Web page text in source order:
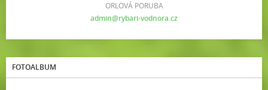
ORLOVÁ PORUBA
admin@rybari-vodnora.cz
FOTOALBUM